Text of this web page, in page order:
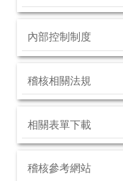
內部控制制度
稽核相關法規
相關表單下載
稽核參考網站